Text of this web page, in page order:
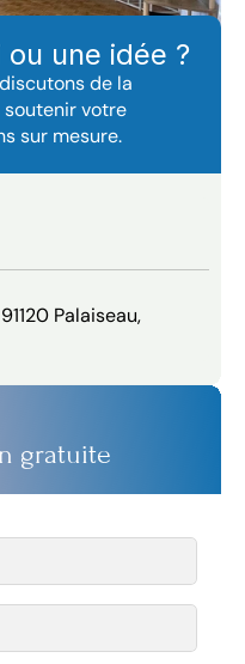
une idée ?
de la
soutenir votre
sur mesure.
Palaiseau,
gratuite